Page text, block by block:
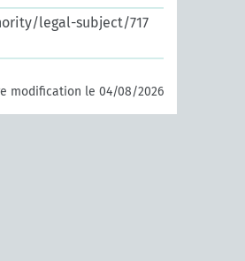
legal-subject/717
modification le 04/08/2026